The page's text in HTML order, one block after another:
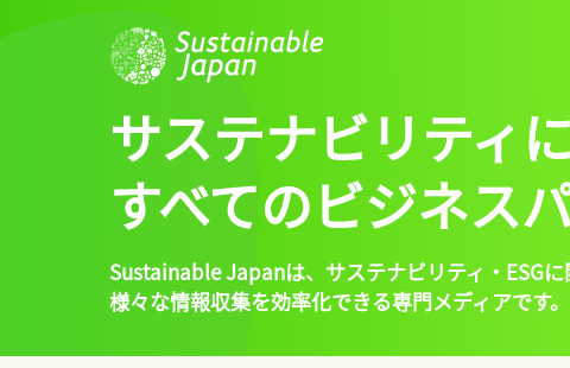
サステナビリティ
すべてのビジネス
Sustainable Japanは、 サステナビリティ・ESG
様々な情報収集を効率化できる専門メディアです。